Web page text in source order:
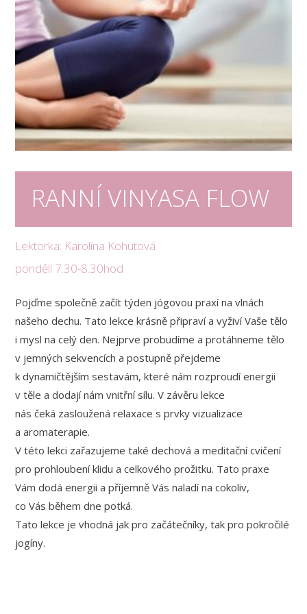
RANNÍ VINYASA FLOW
Lektorka: Karolína Kohutová
pondělí 7.30-8.30hod
Pojďme společně začít týden jógovou praxí na vlnách
našeho dechu. Tato lekce krásně připraví a vyživí Vaše tělo
i mysl na celý den. Nejprve probudíme a protáhneme tělo
v jemných sekvencích a postupně přejdeme
k dynamičtějším sestavám, které nám rozproudí energii
v těle a dodají nám vnitřní sílu. V závěru lekce
nás čeká zasloužená relaxace s prvky vizualizace
a aromaterapie.
V této lekci zařazujeme také dechová a meditační cvičení
pro prohloubení klidu a celkového prožitku. Tato praxe
Vám dodá energii a příjemně Vás naladí na cokoliv,
co Vás během dne potká.
Tato lekce je vhodná jak pro začátečníky, tak pro pokročilé
jogíny.